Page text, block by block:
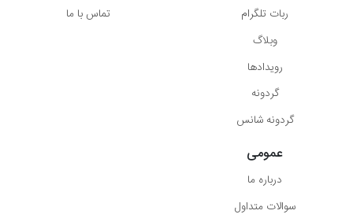
ربات تلگرام
وبلاگ
رویدادها
گردونه
گردونه شانس
تماس با ما
عمومی
درباره ما
سوالات متداول